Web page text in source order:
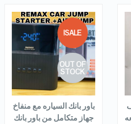
الف
SALE!
OUT OF
STOCK
QUICK LOOK
VIEW DETAILS
READ MORE
باور بانك السياره مع منفاخ
جهاز متكامل من باور بانك